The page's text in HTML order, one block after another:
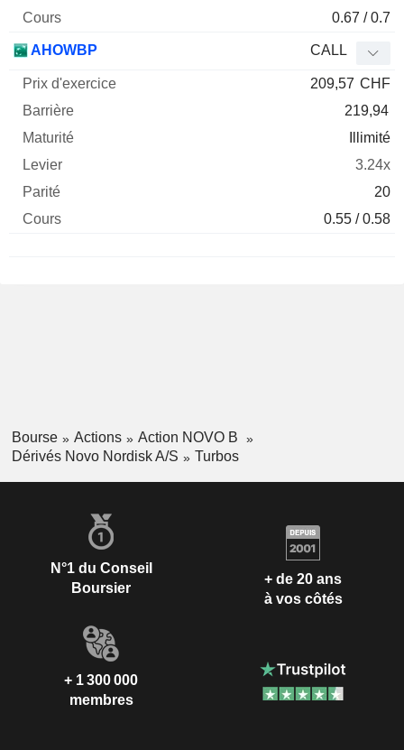
0.67 / 0.7
AHOWBP CALL
209,57 CHF
219,94
Illimité
3.24x
20
0.55 / 0.58
Bourse Actions
Action NOVO B
Dérivés Novo Nordisk A/S
Turbos
N°1 du Conseil
Boursier
+ de 20 ans
à vos côtés
+ 1 300 000
membres